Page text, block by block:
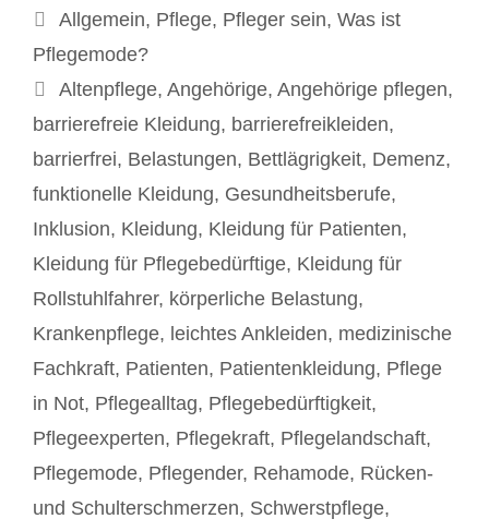
Kategorien
Allgemein, Pflege, Pfleger sein, Was ist
Pflegemode?
Schlagwörter
Altenpflege, Angehörige, Angehörige pflegen,
barrierefreie Kleidung, barrierefreikleiden,
barrierfrei, Belastungen, Bettlägrigkeit, Demenz,
funktionelle Kleidung, Gesundheitsberufe,
Inklusion, Kleidung, Kleidung für Patienten,
Kleidung für Pflegebedürftige, Kleidung für
Rollstuhlfahrer, körperliche Belastung,
Krankenpflege, leichtes Ankleiden, medizinische
Fachkraft, Patienten, Patientenkleidung, Pflege
in Not, Pflegealltag, Pflegebedürftigkeit,
Pflegeexperten, Pflegekraft, Pflegelandschaft,
Pflegemode, Pflegender, Rehamode, Rücken-
und Schulterschmerzen, Schwerstpflege,